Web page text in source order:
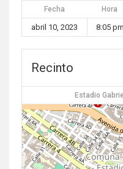
Fecha Hora
abril 10, 2023 8:05 pm
Recinto
Estadio